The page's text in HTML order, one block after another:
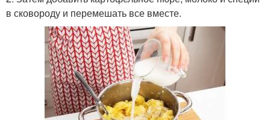
в сковороду и перемешать все вместе.